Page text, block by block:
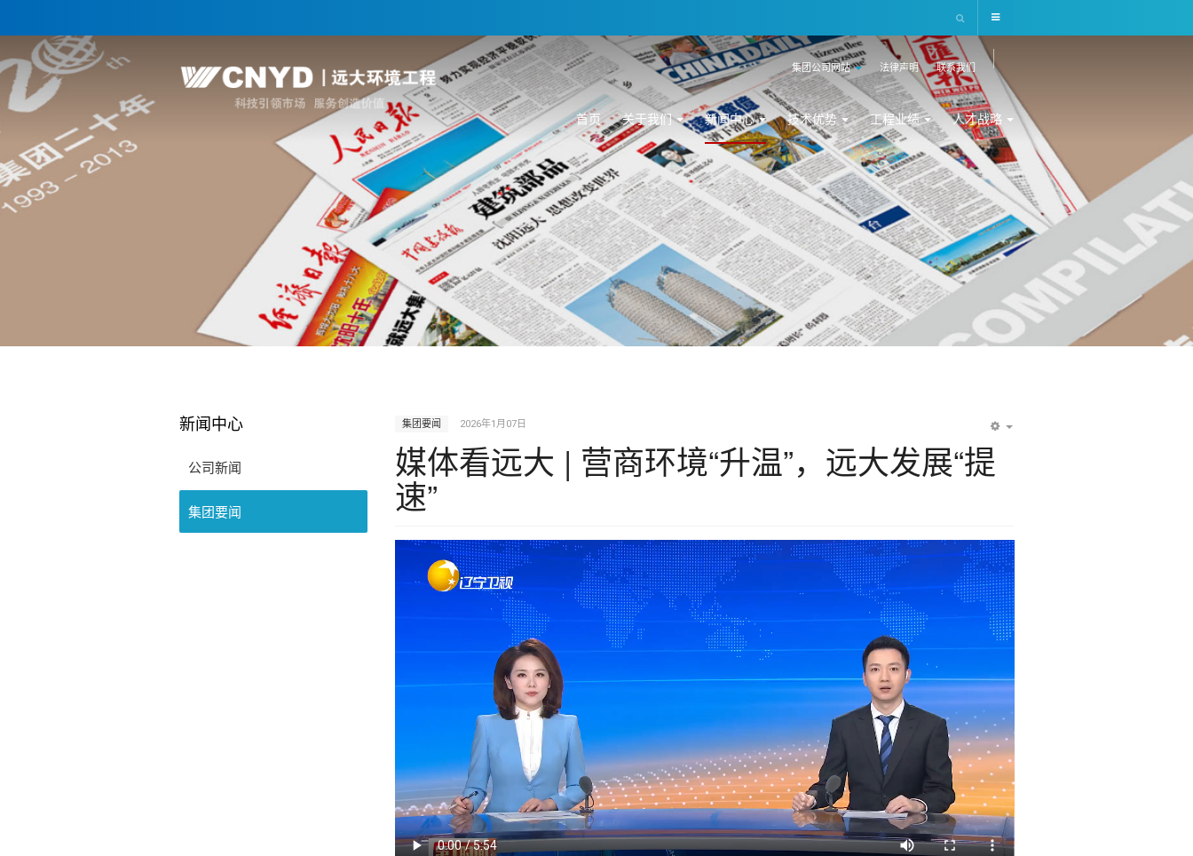
联系我们
法律声明
集团公司网站
首页 关于我们 新闻中心 技术优势 工程业绩 人才战略
集团要闻 2026年1月07日
媒体看远大 | 营商环境“升温”，远大发展“提
速”
新闻中心
公司新闻
集团要闻